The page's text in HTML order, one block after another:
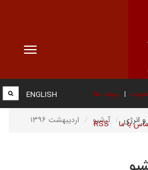
Toggle
پیوند ها
با ما RSS
ENGLISH
و انرژی آرشیو اردیبهشت ۱۳۹۶